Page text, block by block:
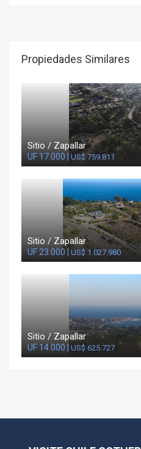
Propiedades Similares
Sitio / Zapallar
UF 17.000 |US$ 759.811
Sitio / Zapallar
UF 23.000 | US$ 1.027.980
Sitio / Zapallar
UF 14.000 | US$ 625.727